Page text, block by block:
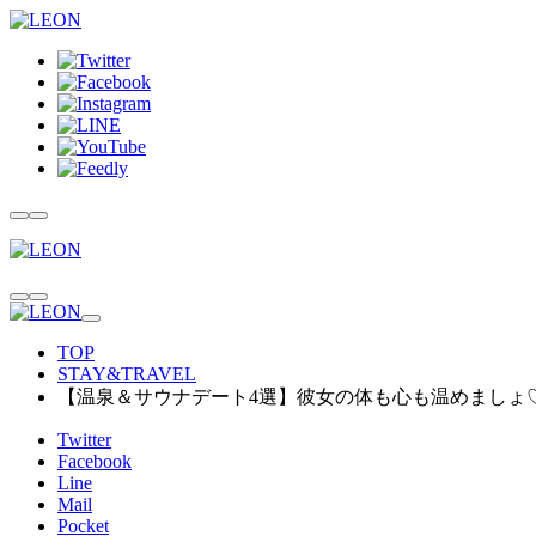
TOP
STAY&TRAVEL
【温泉＆サウナデート4選】彼女の体も心も温めまし
Twitter
Facebook
Line
Mail
Pocket